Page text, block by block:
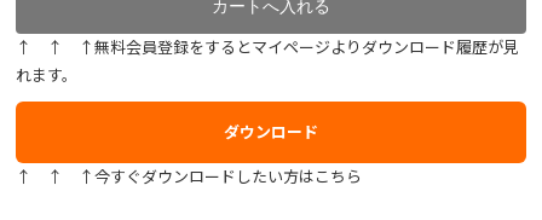
↑ ↑ ↑無料会員登録をするとマイページよりダウンロード履歴が見
れます。
ダウンロード
↑ ↑ ↑今すぐダウンロードしたい方はこちら